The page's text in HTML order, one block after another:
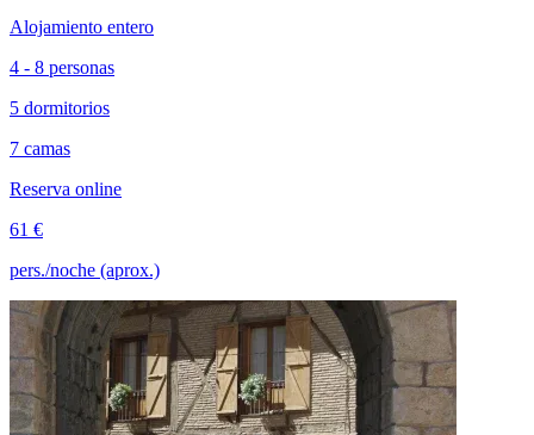
Alojamiento entero
4 - 8 personas
5 dormitorios
7 camas
Reserva online
61 €
pers./noche (aprox.)